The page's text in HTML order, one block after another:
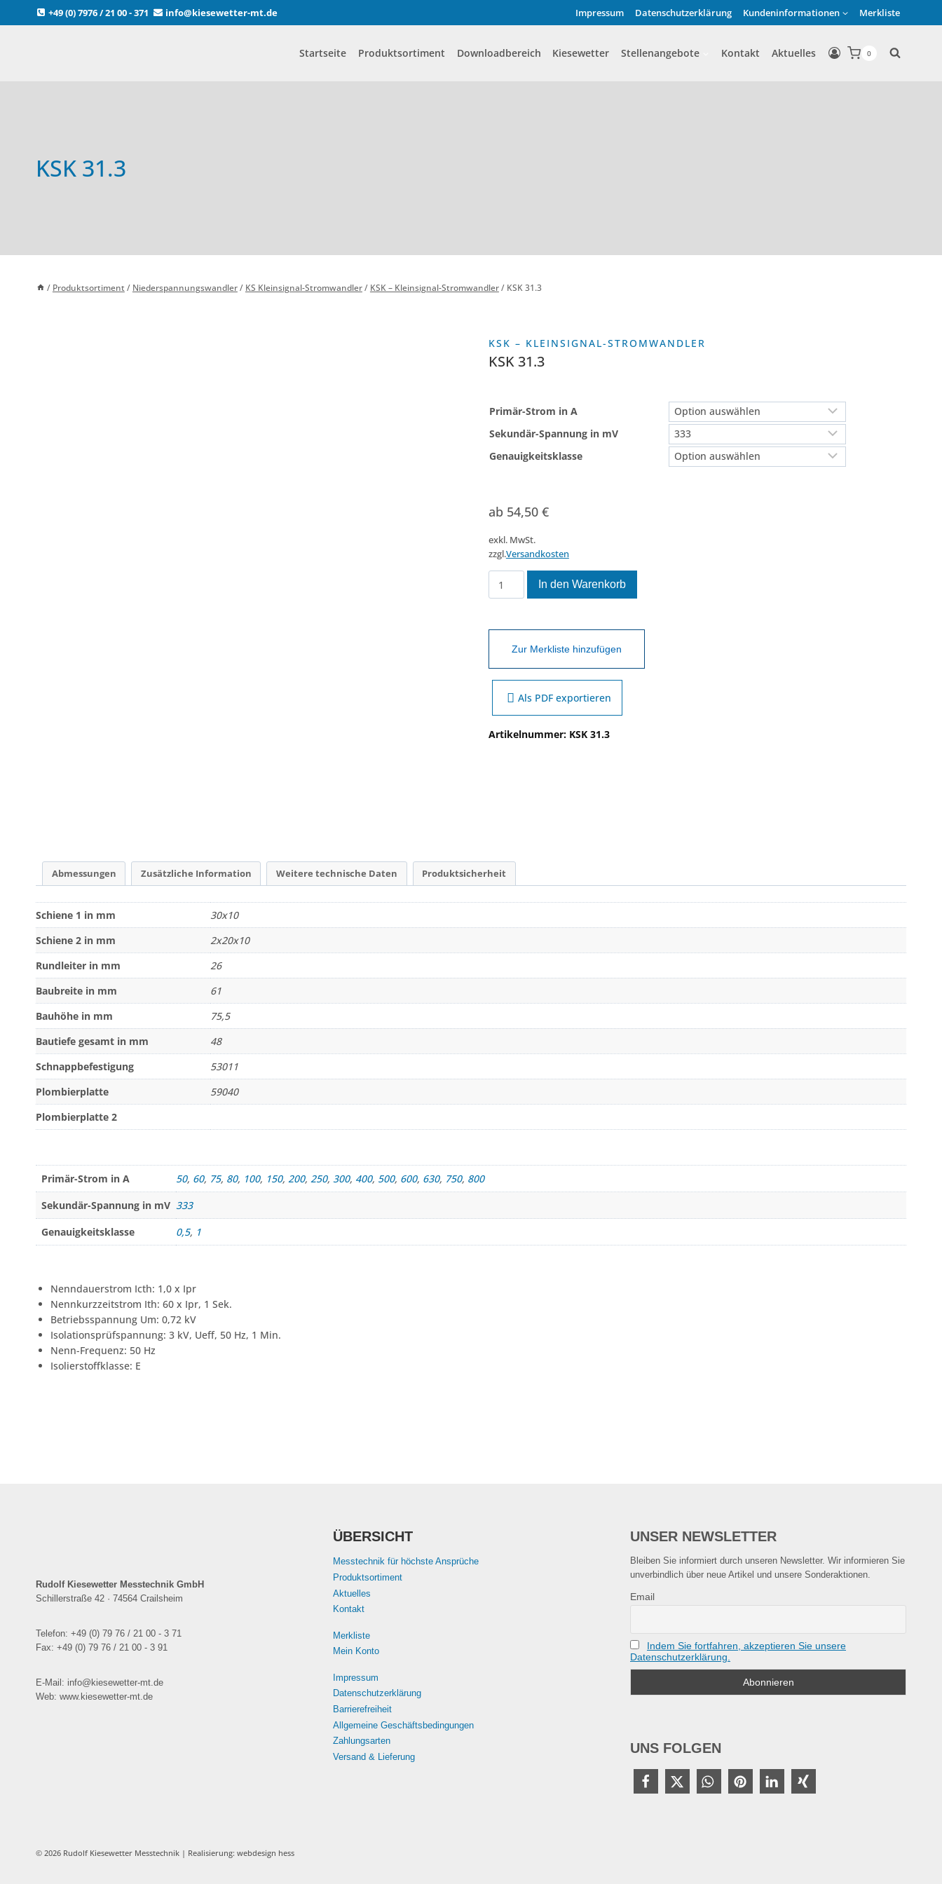
Inhalt
+49 (0) 7976 / 21 00 - 371 info@kiesewetter-mt.de Impressum Datenschutzerklärung Kundeninformationen Merkliste
Startseite Produktsortiment Downloadbereich Kiesewetter Stellenangebote Kontakt Aktuelles 0
KSK 31.3
/ Produktsortiment / Niederspannungswandler/ KS Kleinsignal-Stromwandler/ KSK – Kleinsignal-Stromwandler/ KSK 31.3
KSK – KLEINSIGNAL-STROMWANDLER
KSK 31.3
Primär-Strom in A
Sekundär-Spannung in mV
Genauigkeitsklasse
ab 54,50 €
exkl. MwSt.
zzgl.Versandkosten
31.3
In den Warenkorb
Zur Merkliste hinzufügen
Als PDF exportieren
Artikelnummer: KSK 31.3
Abmessungen Zusätzliche Information Weitere technische Daten Produktsicherheit
Schiene 1 in mm
30x10
Schiene 2 in mm
2x20x10
Rundleiter in mm
26
Baubreite in mm
61
Bauhöhe in mm
75,5
Bautiefe gesamt in mm
48
Schnappbefestigung
53011
Plombierplatte
59040
Plombierplatte 2
Primär-Strom in A 50, 60, 75, 80, 100, 150, 200, 250, 300, 400, 500, 600, 630, 750, 800
Sekundär-Spannung in mV 333
Genauigkeitsklasse
0,5, 1
Nenndauerstrom Icth: 1,0 x Ipr
Nennkurzzeitstrom Ith: 60 x Ipr, 1 Sek.
Betriebsspannung Um: 0,72 kV
Isolationsprüfspannung: 3 kV, Ueff, 50 Hz, 1 Min.
Nenn-Frequenz: 50 Hz
Isolierstoffklasse: E
Rudolf Kiesewetter Messtechnik GmbH
Schillerstraße 42 · 74564 Crailsheim
Telefon: +49 (0) 79 76 / 21 00 - 3 71
Fax: +49 (0) 79 76 / 21 00 - 3 91
E-Mail: info@kiesewetter-mt.de
Web: www.kiesewetter-mt.de
ÜBERSICHT
Messtechnik für höchste Ansprüche
Produktsortiment
Aktuelles
Kontakt
Merkliste
Mein Konto
Impressum
Datenschutzerklärung
Barrierefreiheit
Allgemeine Geschäftsbedingungen
Zahlungsarten
Versand & Lieferung
UNSER NEWSLETTER
Bleiben Sie informiert durch unseren Newsletter. Wir informieren Sie
unverbindlich über neue Artikel und unsere Sonderaktionen.
Email
Indem Sie fortfahren, akzeptieren Sie unsere
Datenschutzerklärung.
UNS FOLGEN
© 2026 Rudolf Kiesewetter Messtechnik | Realisierung: webdesign hess